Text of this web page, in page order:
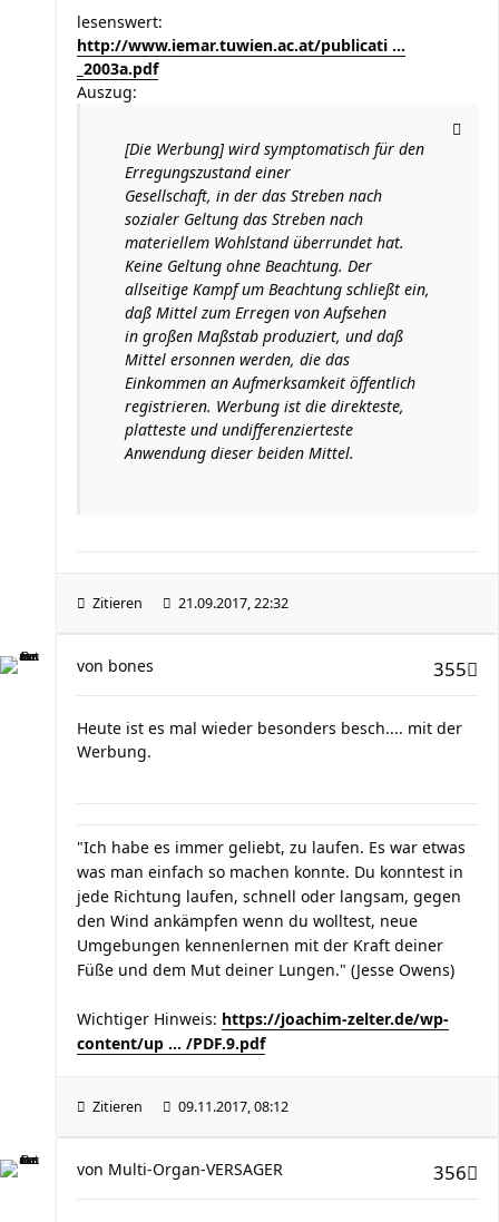
lesenswert:
http://www.iemar.tuwien.ac.at/publicati ...
_2003a.pdf
Auszug:
[Die Werbung] wird symptomatisch für den
Erregungszustand einer
Gesellschaft, in der das Streben nach
sozialer Geltung das Streben nach
materiellem Wohlstand überrundet hat.
Keine Geltung ohne Beachtung. Der
allseitige Kampf um Beachtung schließt ein,
daß Mittel zum Erregen von Aufsehen
in großen Maßstab produziert, und daß
Mittel ersonnen werden, die das
Einkommen an Aufmerksamkeit öffentlich
registrieren. Werbung ist die direkteste,
platteste und undifferenzierteste
Anwendung dieser beiden Mittel.
Zitieren 21.09.2017, 22:32
355
von bones
Heute ist es mal wieder besonders besch.... mit der
Werbung.
"Ich habe es immer geliebt, zu laufen. Es war etwas
was man einfach so machen konnte. Du konntest in
jede Richtung laufen, schnell oder langsam, gegen
den Wind ankämpfen wenn du wolltest, neue
Umgebungen kennenlernen mit der Kraft deiner
Füße und dem Mut deiner Lungen." (Jesse Owens)
Wichtiger Hinweis: https://joachim-zelter.de/wp-
content/up ... /PDF.9.pdf
Zitieren 09.11.2017, 08:12
356
von Multi-Organ-VERSAGER